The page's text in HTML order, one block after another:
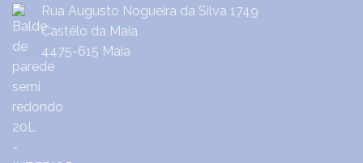
Rua Augusto Nogueira da Silva 1749
Castêlo da Maia
4475-615 Maia